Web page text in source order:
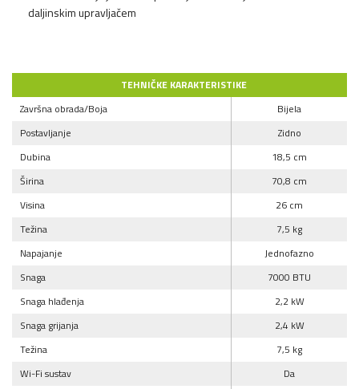
daljinskim upravljačem
TEHNIČKE KARAKTERISTIKE
Završna obrada/Boja
Bijela
Postavljanje
Zidno
Dubina
18,5 cm
Širina
70,8 cm
Visina
26 cm
Težina
7,5 kg
Napajanje
Jednofazno
Snaga
7000 BTU
Snaga hlađenja
2,2 kW
Snaga grijanja
2,4 kW
Težina
7,5 kg
Wi-Fi sustav
Da